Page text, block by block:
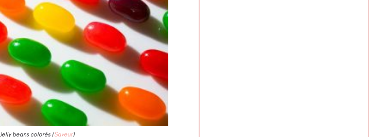
Jelly beans colorés (Saveur)